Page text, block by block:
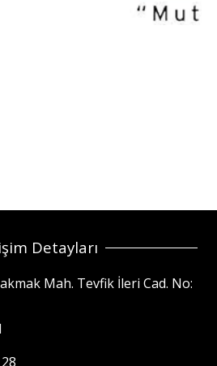
Detayları
Mah. Tevfik İleri Cad. No: